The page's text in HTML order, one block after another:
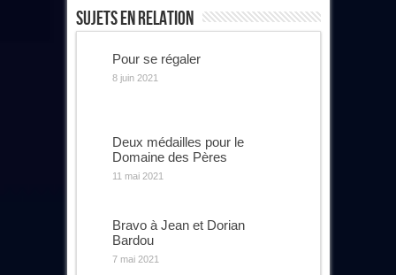
Sujets En Relation
Pour se régaler
8 juin 2021
Deux médailles pour le
Domaine des Pères
11 mai 2021
Bravo à Jean et Dorian
Bardou
7 mai 2021